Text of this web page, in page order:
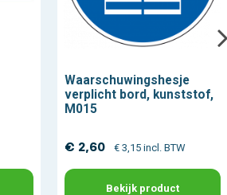
Waarschuwingshesje
verplicht bord, kunststof,
M015
€ 2,60 € 3,15 incl. BTW
Bekijk product